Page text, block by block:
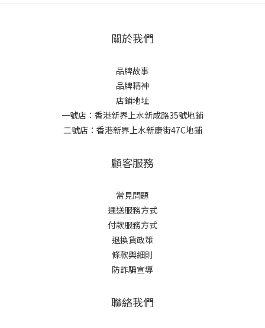
關於我們
品牌故事
品牌精神
店鋪地址
一號店：香港新界上水新成路35號地鋪
二號店：香港新界上水新康街47C地鋪
顧客服務
常見問題
運送服務方式
付款服務方式
退換貨政策
條款與細則
防詐騙宣導
聯絡我們